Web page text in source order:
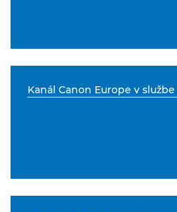
Kanál Canon Europe v službe